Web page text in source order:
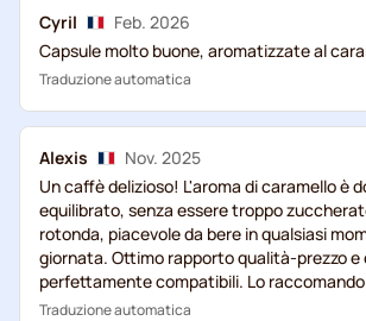
Cyril
Feb. 2026
Capsule molto buone, aromatizzate al
Traduzione automatica
Alexis
Nov. 2025
Un caffè delizioso! L'aroma di caramello è
equilibrato, senza essere troppo
rotonda, piacevole da bere in qualsiasi
giornata. Ottimo rapporto qualità-prezzo e
perfettamente compatibili. Lo
Traduzione automatica